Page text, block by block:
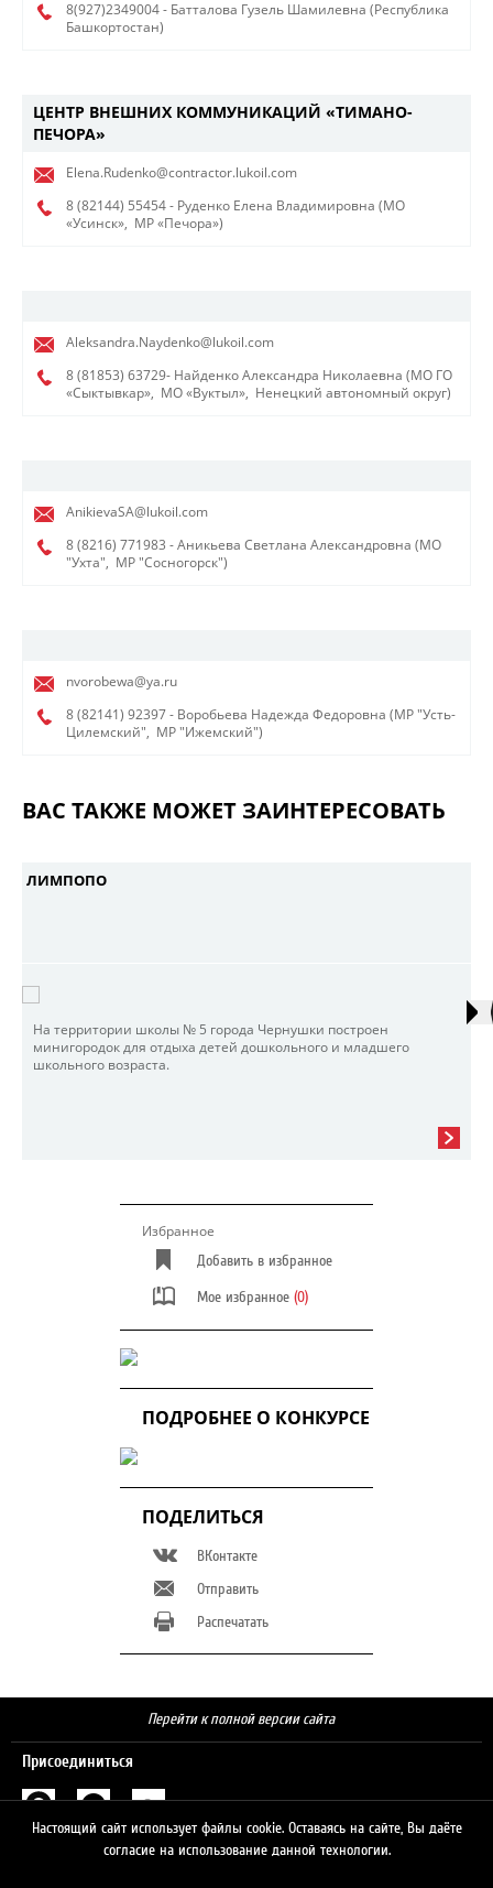
8(927)2349004 - Батталова Гузель Шамилевна (Республика
Башкортостан)
ЦЕНТР ВНЕШНИХ КОММУНИКАЦИЙ «ТИМАНО-
ПЕЧОРА»
Elena.Rudenko@contractor.lukoil.com
8 (82144) 55454 - Руденко Елена Владимировна (МО
«Усинск», МР «Печора»)
Aleksandra.Naydenko@lukoil.com
8 (81853) 63729- Найденко Александра Николаевна (МО ГО
«Сыктывкар», МО «Вуктыл», Ненецкий автономный округ)
AnikievaSA@lukoil.com
8 (8216) 771983 - Аникьева Светлана Александровна (МО
"Ухта", МР "Сосногорск")
nvorobewa@ya.ru
8 (82141) 92397 - Воробьева Надежда Федоровна (МР "Усть-
Цилемский", МР "Ижемский")
ВАС ТАКЖЕ МОЖЕТ ЗАИНТЕРЕСОВАТЬ
ЛИМПОПО
На территории школы № 5 города Чернушки построен
минигородок для отдыха детей дошкольного и младшего
школьного возраста.
Избранное
Добавить в избранное
Мое избранное (0)
ПОДРОБНЕЕ О КОНКУРСЕ
ПОДЕЛИТЬСЯ
ВКонтакте
Отправить
Распечатать
Перейти к полной версии сайта
Присоединиться
Настоящий сайт использует файлы cookie. Оставаясь на сайте, Вы даёте
согласие на использование данной технологии.